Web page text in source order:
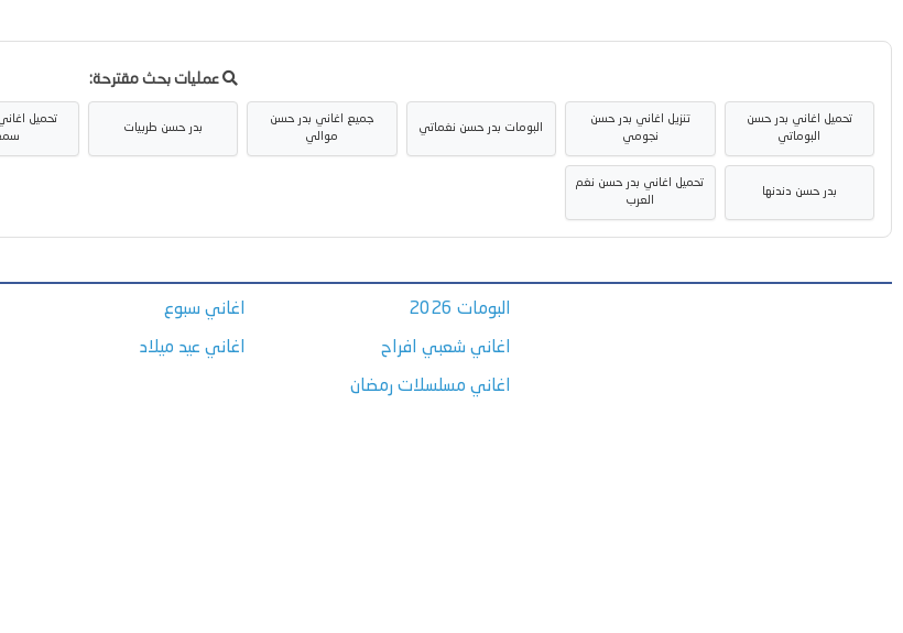
عمليات بحث مقترحة:
تحميل اغاني بدر حسن
البوماتي
تنزيل اغاني بدر حسن
نجومي
البومات بدر حسن نغماتي
جميع اغاني بدر حسن
موالي
بدر حسن طربيات
تحميل
بدر حسن دندنها
تحميل اغاني بدر حسن نغم
العرب
البومات 2026
اغاني شعبي افراح
اغاني مسلسلات رمضان
اغاني سبوع
اغاني عيد ميلاد